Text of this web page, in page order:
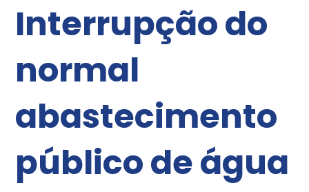
Interrupção do
normal
abastecimento
público de água